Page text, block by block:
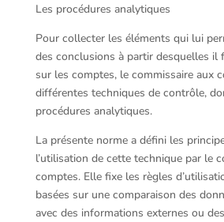
Les procédures analytiques
Pour collecter les éléments qui lui
des conclusions à partir desquelles il
sur les comptes, le commissaire aux
différentes techniques de contrôle,
procédures analytiques.
La présente norme a défini les
l’utilisation de cette technique par le
comptes. Elle fixe les règles
basées sur une comparaison des
avec des informations externes ou